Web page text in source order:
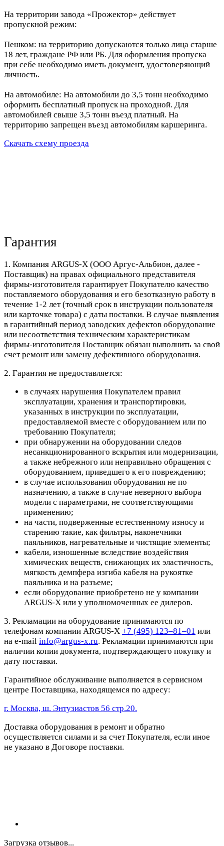
На территории завода «Прожектор» действует
пропускной режим:
Пешком: на территорию допускаются только лица старше
18 лет, граждане РФ или РБ. Для оформления пропуска
при себе необходимо иметь документ, удостоверяющий
личность.
На автомобиле: На автомобили до 3,5 тонн необходимо
оформить бесплатный пропуск на проходной. Для
автомобилей свыше 3,5 тонн въезд платный. На
территорию запрещен въезд автомобилям каршеринга.
Скачать схему проезда
Гарантия
1. Компания ARGUS-X (ООО Аргус-Альбион, далее -
Поставщик) на правах официального представителя
фирмы-изготовителя гарантирует Покупателю качество
поставляемого оборудования и его безотказную работу в
течение 1-2 лет (точный срок в инструкции пользователя
или карточке товара) с даты поставки. В случае выявления
в гарантийный период заводских дефектов оборудование
или несоответствия техническим характеристикам
фирмы-изготовителя Поставщик обязан выполнить за свой
счет ремонт или замену дефективного оборудования.
2. Гарантия не предоставляется:
в случаях нарушения Покупателем правил
эксплуатации, хранения и транспортировки,
указанных в инструкции по эксплуатации,
предоставляемой вместе с оборудованием или по
требованию Покупателя;
при обнаружении на оборудовании следов
несанкционированного вскрытия или модернизации,
а также небрежного или неправильно обращения с
оборудованием, приведшего к его повреждению;
в случае использования оборудования не по
назначению, а также в случае неверного выбора
модели с параметрами, не соответствующими
применению;
на части, подверженные естественному износу и
старению такие, как фильтры, наконечники
паяльников, нагревательные и чистящие элементы;
кабели, изношенные вследствие воздействия
химических веществ, снижающих их эластичность,
мягкость демпфера изгиба кабеля на рукоятке
паяльника и на разъеме;
если оборудование приобретено не у компании
ARGUS-X или у уполномоченных ее дилеров.
3. Рекламации на оборудование принимаются по
телефонам компании ARGUS-X +7 (495) 123–81–01 или
на e-mail info@argus-x.ru. Рекламации принимаются при
наличии копии документа, подтверждающего покупку и
дату поставки.
Гарантийное обслуживание выполняется в сервисном
центре Поставщика, находящемся по адресу:
г. Москва, ш. Энтузиастов 56 стр.20.
Доставка оборудования в ремонт и обратно
осуществляется силами и за счет Покупателя, если иное
не указано в Договоре поставки.
Загрузка отзывов...